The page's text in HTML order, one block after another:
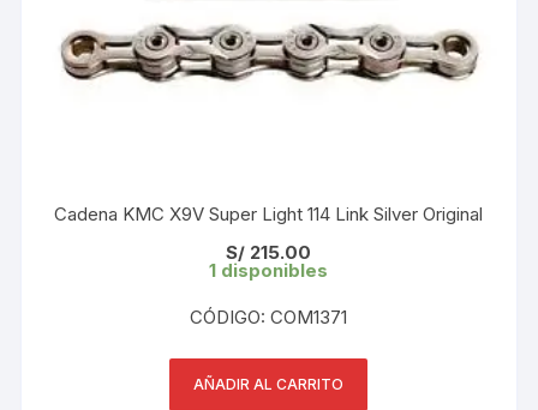
Cadena KMC X9V Super Light 114 Link Silver Original
S/ 215.00
1 disponibles
CÓDIGO: COM1371
AÑADIR AL CARRITO